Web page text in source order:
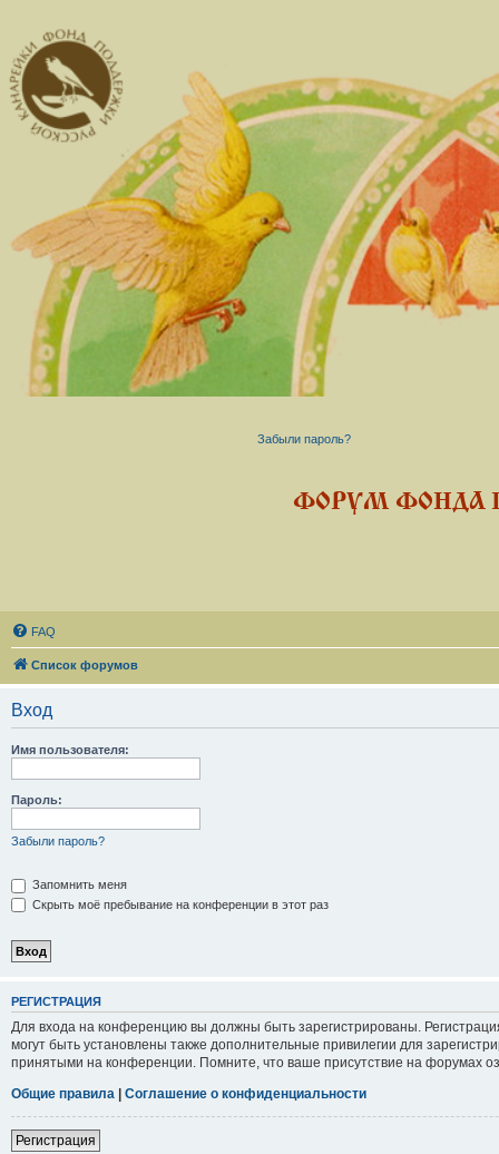
Забыли пароль?
ФОРУМ ФОНДА
FAQ
Список форумов
Вход
Имя пользователя:
Пароль:
Забыли пароль?
Запомнить меня
Скрыть моё пребывание на конференции в этот раз
РЕГИСТРАЦИЯ
Для входа на конференцию вы должны быть зарегистрированы.
могут быть установлены также дополнительные привилегии для
принятыми на конференции. Помните, что ваше присутствие на форумах
Общие правила | Соглашение о конфиденциальности
Регистрация